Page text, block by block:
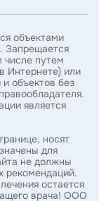
объектами
Запрещается
числе путем
Интернете) или
объектов без
является
носят
для
не должны
рекомендаций.
остается
врача! ООО